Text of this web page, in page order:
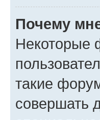
Почему
Некоторые
такие
совершать